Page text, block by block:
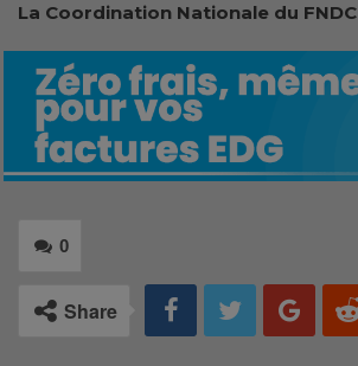
La Coordination Nationale du FNDC
0
Share